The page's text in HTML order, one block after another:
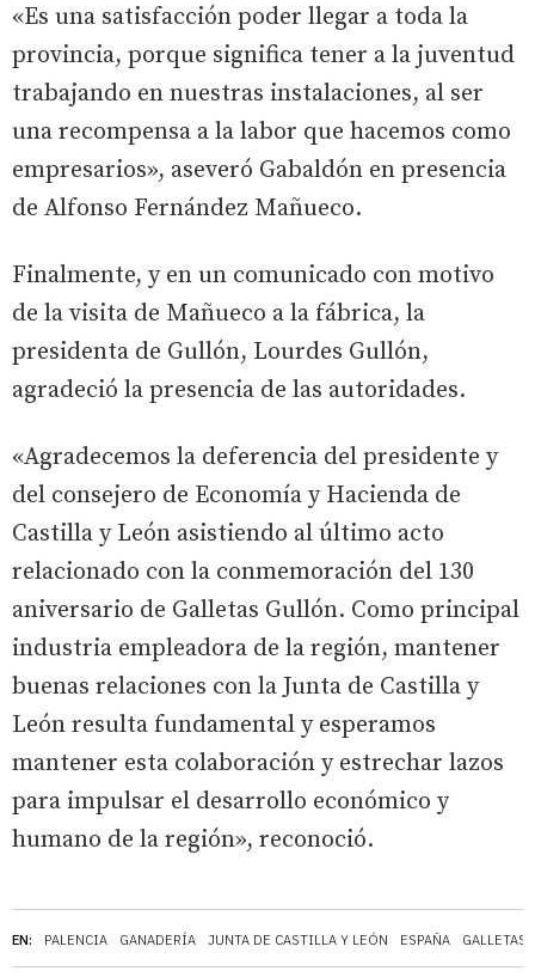
EN: PALENCIA GANADERÍA JUNTA DE CASTILLA Y LEÓN ESPAÑA GALLETAS
«Es una satisfacción poder llegar a toda la
provincia, porque significa tener a la juventud
trabajando en nuestras instalaciones, al ser
una recompensa a la labor que hacemos como
empresarios», aseveró Gabaldón en presencia
de Alfonso Fernández Mañueco.
Finalmente, y en un comunicado con motivo
de la visita de Mañueco a la fábrica, la
presidenta de Gullón, Lourdes Gullón,
agradeció la presencia de las autoridades.
«Agradecemos la deferencia del presidente y
del consejero de Economía y Hacienda de
Castilla y León asistiendo al último acto
relacionado con la conmemoración del 130
aniversario de Galletas Gullón. Como principal
industria empleadora de la región, mantener
buenas relaciones con la Junta de Castilla y
León resulta fundamental y esperamos
mantener esta colaboración y estrechar lazos
para impulsar el desarrollo económico y
humano de la región», reconoció.